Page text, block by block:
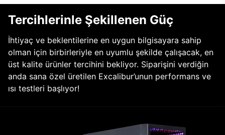
Tercihlerinle Şekillenen Güç
İhtiyaç ve beklentilerine en uygun bilgisayara sahip
olman için birbirleriyle en uyumlu şekilde çalışacak, en
üst kalite ürünler tercihini bekliyor. Siparişini verdiğin
anda sana özel üretilen Excalibur’unun performans ve
ısı testleri başlıyor!